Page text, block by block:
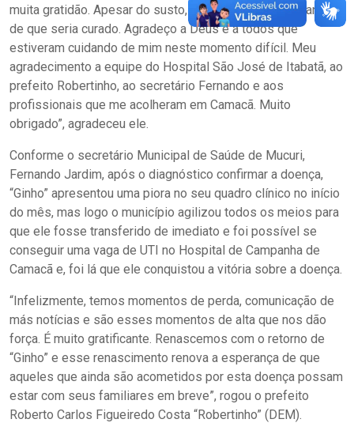
muita gratidão. Apesar do susto, nunca perdi as esperanças
de que seria curado. Agradeço a Deus e a todos que
estiveram cuidando de mim neste momento difícil. Meu
agradecimento a equipe do Hospital São José de Itabatã, ao
prefeito Robertinho, ao secretário Fernando e aos
profissionais que me acolheram em Camacã. Muito
obrigado”, agradeceu ele.
Conforme o secretário Municipal de Saúde de Mucuri,
Fernando Jardim, após o diagnóstico confirmar a doença,
“Ginho” apresentou uma piora no seu quadro clínico no início
do mês, mas logo o município agilizou todos os meios para
que ele fosse transferido de imediato e foi possível se
conseguir uma vaga de UTI no Hospital de Campanha de
Camacã e, foi lá que ele conquistou a vitória sobre a doença.
“Infelizmente, temos momentos de perda, comunicação de
más notícias e são esses momentos de alta que nos dão
força. É muito gratificante. Renascemos com o retorno de
“Ginho” e esse renascimento renova a esperança de que
aqueles que ainda são acometidos por esta doença possam
estar com seus familiares em breve”, rogou o prefeito
Roberto Carlos Figueiredo Costa “Robertinho” (DEM).